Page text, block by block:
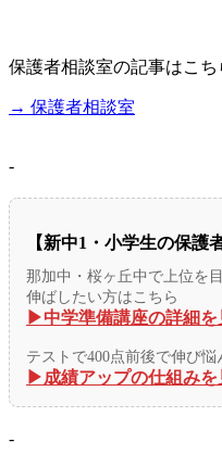
保護者相談室の記事はこち
→ 保護者相談室
-
【新中1・小学生の保護
那加中・桜ヶ丘中で上位を
伸ばしたい方はこちら
▶︎中学準備講座の詳細を
テストで400点前後で伸び
▶︎成績アップの仕組みを
-